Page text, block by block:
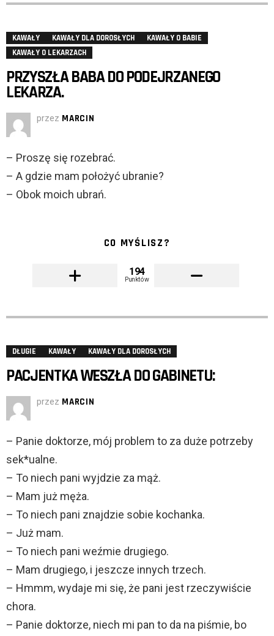
KAWAŁY KAWAŁY DLA DOROSŁYCH
KAWAŁY O BABIE
KAWAŁY O LEKARZACH
PRZYSZŁA BABA DO PODEJRZANEGO
LEKARZA.
przez MARCIN
– Proszę się rozebrać.
– A gdzie mam położyć ubranie?
– Obok moich ubrań.
CO MYŚLISZ?
194
Punktów
DŁUGIE KAWAŁY KAWAŁY DLA DOROSŁYCH
PACJENTKA WESZŁA DO GABINETU:
przez MARCIN
– Panie doktorze, mój problem to za duże potrzeby
sek*ualne.
– To niech pani wyjdzie za mąż.
– Mam już męża.
– To niech pani znajdzie sobie kochanka.
– Już mam.
– To niech pani weźmie drugiego.
– Mam drugiego, i jeszcze innych trzech.
– Hmmm, wydaje mi się, że pani jest rzeczywiście
chora.
– Panie doktorze, niech mi pan to da na piśmie, bo